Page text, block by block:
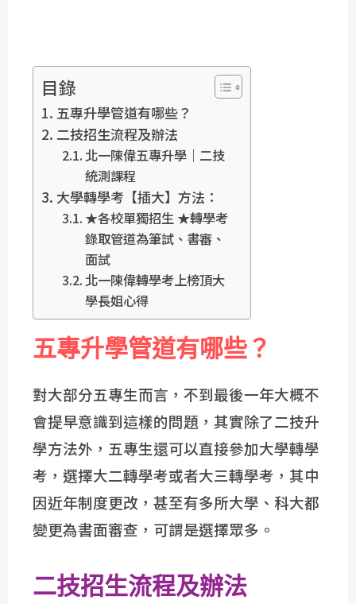
目錄
五專升學管道有哪些？
二技招生流程及辦法
北一陳偉五專升學｜二技
統測課程
大學轉學考【插大】方法：
★各校單獨招生 ★轉學考
錄取管道為筆試、書審、
面試
北一陳偉轉學考上榜頂大
學長姐心得
五專升學管道有哪些？
對大部分五專生而言，不到最後一年大概不
會提早意識到這樣的問題，其實除了二技升
學方法外，五專生還可以直接參加大學轉學
考，選擇大二轉學考或者大三轉學考，其中
因近年制度更改，甚至有多所大學、科大都
變更為書面審查，可謂是選擇眾多。
二技招生流程及辦法